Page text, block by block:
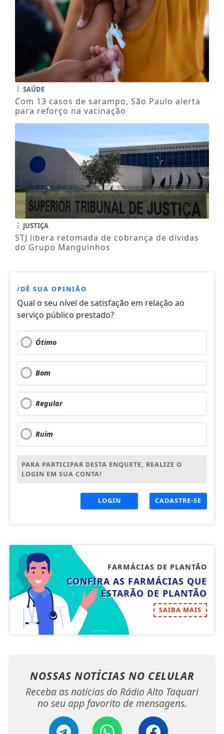
SAÚDE
Com 13 casos de sarampo, São Paulo alerta
para reforço na vacinação
JUSTIÇA
STJ libera retomada de cobrança de dívidas
do Grupo Manguinhos
/DÊ SUA OPINIÃO
Qual o seu nível de satisfação em relação ao
serviço público prestado?
Ótimo
Bom
Regular
Ruim
PARA PARTICIPAR DESTA ENQUETE, REALIZE O
LOGIN EM SUA CONTA!
LOGIN CADASTRE-SE
FARMÁCIAS DE PLANTÃO
CONFIRA AS FARMÁCIAS QUE
ESTARÃO DE PLANTÃO
SAIBA MAIS
NOSSAS NOTÍCIAS NO CELULAR
Receba as notícias do Rádio Alto Taquari
no seu app favorito de mensagens.